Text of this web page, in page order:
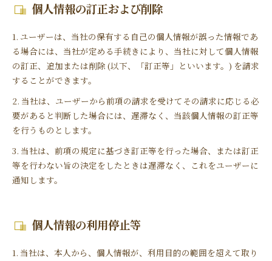
個人情報の訂正および削除
1. ユーザーは、当社の保有する自己の個人情報が誤った情報であ
る場合には、当社が定める手続きにより、当社に対して個人情報
の訂正、追加または削除 (以下、「訂正等」といいます。) を請求
することができます。
2. 当社は、ユーザーから前項の請求を受けてその請求に応じる必
要があると判断した場合には、遅滞なく、当該個人情報の訂正等
を行うものとします。
3. 当社は、前項の規定に基づき訂正等を行った場合、または訂正
等を行わない旨の決定をしたときは遅滞なく、これをユーザーに
通知します。
個人情報の利用停止等
1. 当社は、本人から、個人情報が、利用目的の範囲を超えて取り